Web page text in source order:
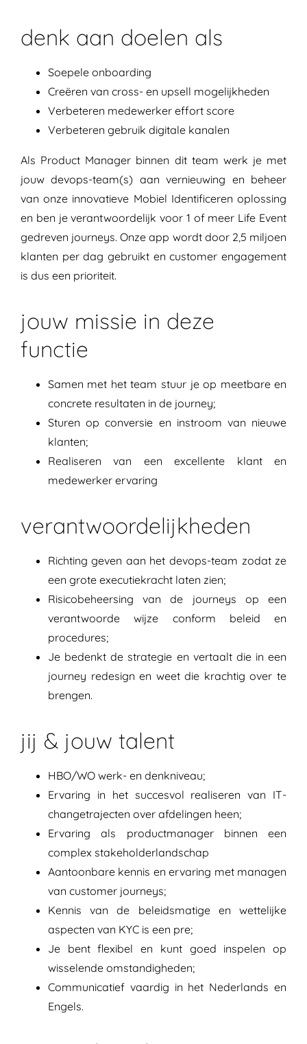
denk aan doelen als
Soepele onboarding
Creëren van cross- en upsell mogelijkheden
Verbeteren medewerker effort score
Verbeteren gebruik digitale kanalen
Als Product Manager binnen dit team werk je met
jouw devops-team(s) aan vernieuwing en beheer
van onze innovatieve Mobiel Identificeren oplossing
en ben je verantwoordelijk voor 1 of meer Life Event
gedreven journeys. Onze app wordt door 2,5 miljoen
klanten per dag gebruikt en customer engagement
is dus een prioriteit.
jouw missie in deze
functie
Samen met het team stuur je op meetbare en
concrete resultaten in de journey;
Sturen op conversie en instroom van nieuwe
klanten;
Realiseren van een excellente klant en
medewerker ervaring
verantwoordelijkheden
Richting geven aan het devops-team zodat ze
een grote executiekracht laten zien;
Risicobeheersing van de journeys op een
verantwoorde wijze conform beleid en
procedures;
Je bedenkt de strategie en vertaalt die in een
journey redesign en weet die krachtig over te
brengen.
jij & jouw talent
HBO/WO werk- en denkniveau;
Ervaring in het succesvol realiseren van IT-
changetrajecten over afdelingen heen;
Ervaring als productmanager binnen een
complex stakeholderlandschap
Aantoonbare kennis en ervaring met managen
van customer journeys;
Kennis van de beleidsmatige en wettelijke
aspecten van KYC is een pre;
Je bent flexibel en kunt goed inspelen op
wisselende omstandigheden;
Communicatief vaardig in het Nederlands en
Engels.